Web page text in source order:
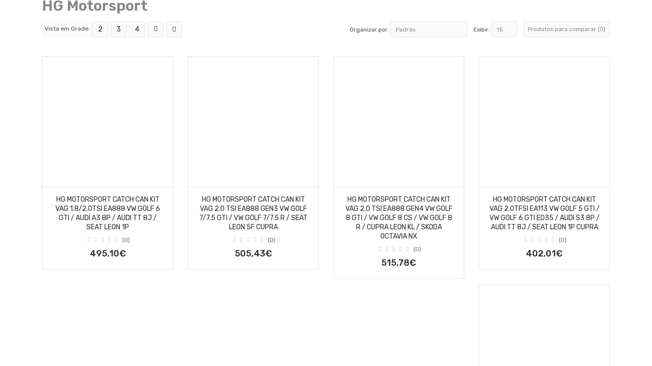
HG Motorsport
Vista em Grade: 2 3 4 Organizar por: Exibir: Produtos para comparar (0)
HG MOTORSPORT CATCH CAN KIT
VAG 1.8/2.0TSI EA888 VW GOLF 6
GTI / AUDI A3 8P / AUDI TT 8J /
SEAT LEON 1P
(0)
495,10€
HG MOTORSPORT CATCH CAN KIT
VAG 2.0 TSI EA888 GEN3 VW GOLF
7/7.5 GTI / VW GOLF 7/7.5 R / SEAT
LEON 5F CUPRA
(0)
505,43€
HG MOTORSPORT CATCH CAN KIT
VAG 2.0 TSI EA888 GEN4 VW GOLF
8 GTI / VW GOLF 8 CS / VW GOLF 8
R / CUPRA LEON KL / SKODA
OCTAVIA NX
(0)
515,78€
HG MOTORSPORT CATCH CAN KIT
VAG 2.0TFSI EA113 VW GOLF 5 GTI /
VW GOLF 6 GTI ED35 / AUDI S3 8P /
AUDI TT 8J / SEAT LEON 1P CUPRA
(0)
402,01€